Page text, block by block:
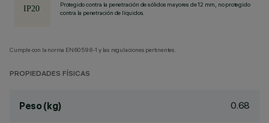
Protegido contra la penetración de sólidos mayores de 12 mm, no protegido
contra la penetración de líquidos.
Cumple con la norma EN60598-1 y las regulaciones pertinentes.
PROPIEDADES FÍSICAS
Peso (kg) 0.68